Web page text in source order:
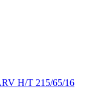
H/T 215/65/16